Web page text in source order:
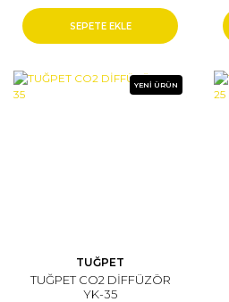
SEPETE EKLE
YENİ ÜRÜN
TUĞPET
TUĞPET CO2 DİFFÜZÖR
YK-35